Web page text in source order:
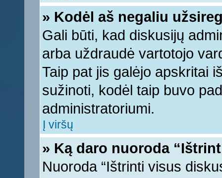
» Kodėl aš negaliu
Gali būti, kad diskusijų
arba uždraudė vartotojo
Taip pat jis galėjo apskritai
sužinoti, kodėl taip buvo
administratoriumi.
Į viršų
» Ką daro nuoroda
Nuoroda “Ištrinti visus